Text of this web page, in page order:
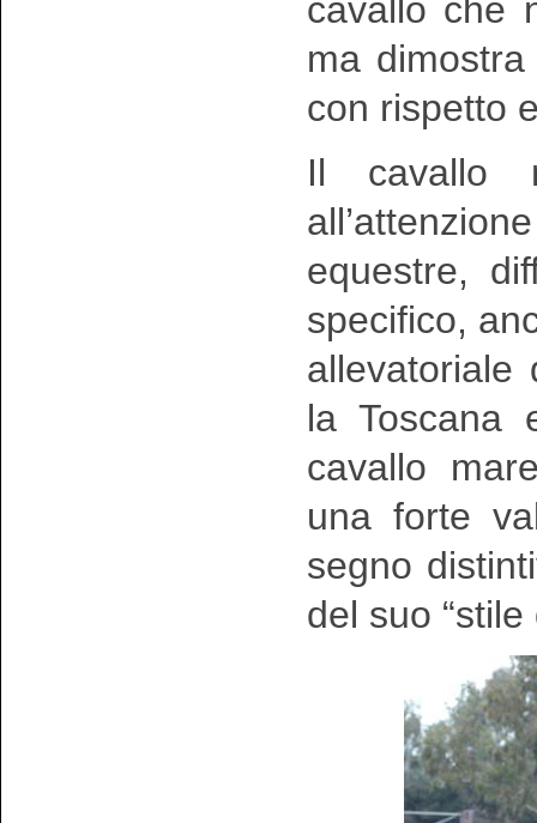
cavallo che
ma
con rispetto
Il cavallo
equestre,
specifico,
allevatoriale
la Toscana
cavallo
una forte
segno
del suo